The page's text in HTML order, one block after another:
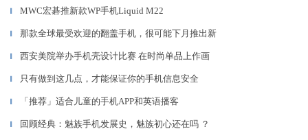
▎ MWC宏碁推新款WP手机Liquid M22
▎ 那款全球最受欢迎的翻盖手机，很可能下月推出新
▎ 西安美院举办手机壳设计比赛 在时尚单品上作画
▎ 只有做到这几点，才能保证你的手机信息安全
▎ 「推荐」适合儿童的手机APP和英语播客
▎ 回顾经典：魅族手机发展史，魅族初心还在吗 ？